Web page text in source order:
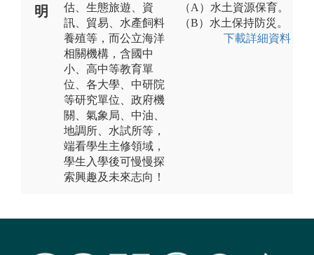
明
估、生態旅遊、資
訊、貿易、水產飼料
養殖等，而公立海洋
相關機構，含國中
小、高中等教育單
位、各大學、中研院
等研究單位、政府機
關、氣象局、中油、
地調所、水試所等，
端看學生主修領域，
學生入學後可慢慢探
索興趣及未來志向！
（A）水土資源保育。
（B）水土保持防災。
下載詳細資料